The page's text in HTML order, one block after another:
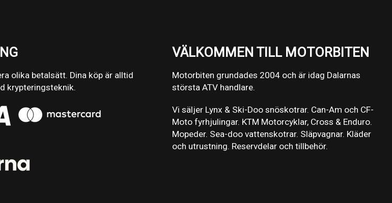
olika betalsätt. Dina köp är alltid
krypteringsteknik.
VÄLKOMMEN TILL MOTORBITEN
Motorbiten grundades 2004 och är idag Dalarnas
största ATV handlare.
Vi säljer Lynx & Ski-Doo snöskotrar. Can-Am och CF-
Moto fyrhjulingar. KTM Motorcyklar, Cross & Enduro.
Mopeder. Sea-doo vattenskotrar. Släpvagnar. Kläder
och utrustning. Reservdelar och tillbehör.